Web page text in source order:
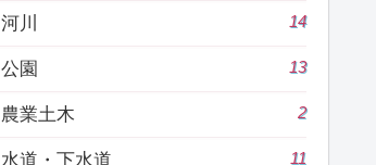
河川 14
公園 13
農業土木 2
水道・下水道 11